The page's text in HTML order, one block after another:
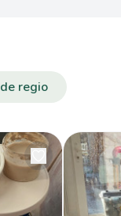
regio